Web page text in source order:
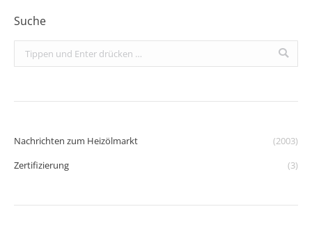
Suche
Search:
Nachrichten zum Heizölmarkt
(2003)
Zertifizierung
(3)